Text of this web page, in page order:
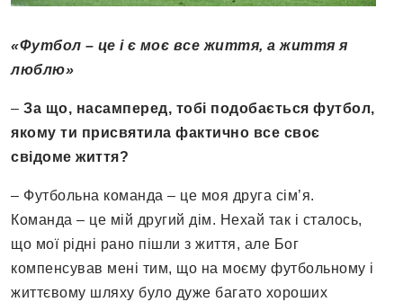
«Футбол – це і є моє все життя, а життя я
люблю»
– За що, насамперед, тобі подобається футбол,
якому ти присвятила фактично все своє
свідоме життя?
– Футбольна команда – це моя друга сім’я.
Команда – це мій другий дім. Нехай так і сталось,
що мої рідні рано пішли з життя, але Бог
компенсував мені тим, що на моєму футбольному і
життєвому шляху було дуже багато хороших